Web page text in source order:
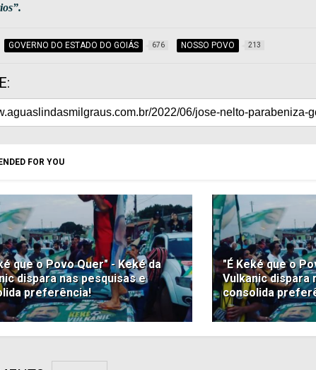
GOVERNO DO ESTADO DO GOIÁS 676 NOSSO POVO 213
FOR YOU
que o Povo Quer" - Keké da
dispara nas pesquisas e
preferência!
"É Keké que o
Vulkanic dispara
consolida